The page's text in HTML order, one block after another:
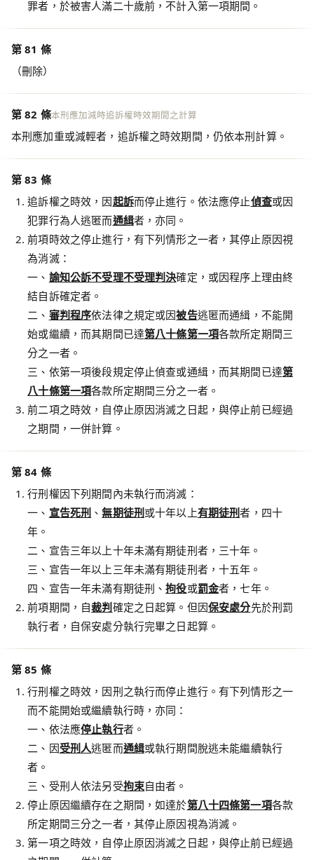
罪者，於被害人滿二十歲前，不計入第一項期間。
第 81 條
（刪除）
第 82 條本刑應加減時追訴權時效期間之計算
本刑應加重或減輕者，追訴權之時效期間，仍依本刑計算。
第 83 條
追訴權之時效，因起訴而停止進行。依法應停止偵查或因
犯罪行為人逃匿而通緝者，亦同。
前項時效之停止進行，有下列情形之一者，其停止原因視
為消滅：
一、 諭知公訴不受理不受理判決確定，或因程序上理由終
結自訴確定者。
二、 審判程序依法律之規定或因被告逃匿而通緝，不能開
始或繼續，而其期間已達第八十條第一項各款所定期間三
分之一者。
三、依第一項後段規定停止偵查或通緝，而其期間已達第
八十條第一項各款所定期間三分之一者。
前二項之時效，自停止原因消滅之日起，與停止前已經過
之期間，一併計算。
第 84 條
行刑權因下列期間內未執行而消滅：
一、 宣告死刑 、無期徒刑 或十年以上有期徒刑者，四十
年。
二、宣告三年以上十年未滿有期徒刑者，三十年。
三、宣告一年以上三年未滿有期徒刑者，十五年。
四、宣告一年未滿有期徒刑、拘役或罰金者，七年。
前項期間，自裁判 確定之日起算。但因保安處分先於刑罰
執行者，自保安處分執行完畢之日起算。
第 85 條
行刑權之時效，因刑之執行而停止進行。有下列情形之一
而不能開始或繼續執行時，亦同：
一、依法應停止執行者。
二、因受刑人逃匿而通緝或執行期間脫逃未能繼續執行
者。
三、受刑人依法另受拘束自由者。
停止原因繼續存在之期間，如達於第八十四條第一項各款
所定期間三分之一者，其停止原因視為消滅。
第一項之時效，自停止原因消滅之日起，與停止前已經過